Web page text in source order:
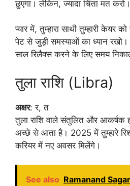
छुएगा। लेकिन, ज्यादा चिंता मत करो।
प्यार में, तुम्हारा साथी तुम्हारी केयर
पेट से जुड़ी समस्याओं का ध्यान रखो।
साल रिलैक्स करने के लिए समय
तुला राशि (Libra)
अक्षर: र, त
तुला राशि वाले संतुलित और आकर्षक
अच्छे से आता है। 2025 में तुम्हारे
करियर में नए अवसर मिलेंगे।
See also Ramanand